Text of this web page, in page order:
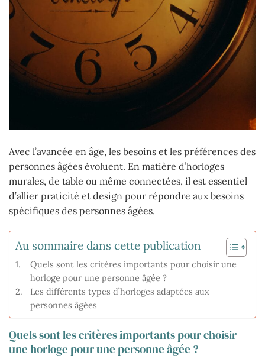
Avec l’avancée en âge, les besoins et les préférences des
personnes âgées évoluent. En matière d’horloges
murales, de table ou même connectées, il est essentiel
d’allier praticité et design pour répondre aux besoins
spécifiques des personnes âgées.
Au sommaire dans cette publication
Quels sont les critères importants pour choisir une
horloge pour une personne âgée ?
Les différents types d’horloges adaptées aux
personnes âgées
Quels sont les critères importants pour choisir
une horloge pour une personne âgée ?